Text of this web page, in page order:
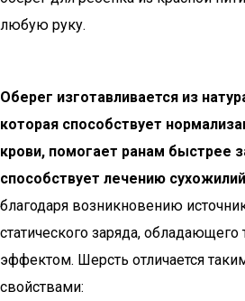
любую руку.
Оберег изготавливается из
которая способствует
крови, помогает ранам быстрее
способствует лечению
благодаря возникновению
статического заряда,
эффектом. Шерсть отличается
свойствами: